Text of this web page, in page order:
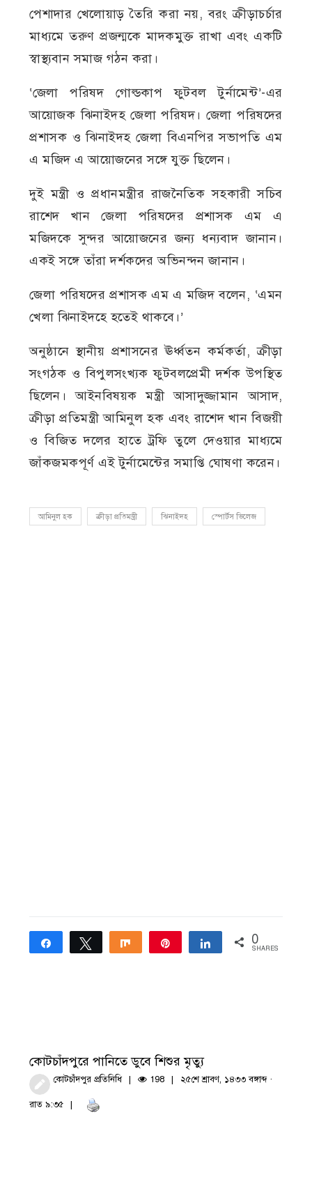
পেশাদার খেলোয়াড় তৈরি করা নয়, বরং ক্রীড়াচর্চার
মাধ্যমে তরুণ প্রজন্মকে মাদকমুক্ত রাখা এবং একটি
স্বাস্থ্যবান সমাজ গঠন করা।
‘জেলা পরিষদ গোল্ডকাপ ফুটবল টুর্নামেন্ট’-এর
আয়োজক ঝিনাইদহ জেলা পরিষদ। জেলা পরিষদের
প্রশাসক ও ঝিনাইদহ জেলা বিএনপির সভাপতি এম
এ মজিদ এ আয়োজনের সঙ্গে যুক্ত ছিলেন।
দুই মন্ত্রী ও প্রধানমন্ত্রীর রাজনৈতিক সহকারী সচিব
রাশেদ খান জেলা পরিষদের প্রশাসক এম এ
মজিদকে সুন্দর আয়োজনের জন্য ধন্যবাদ জানান।
একই সঙ্গে তাঁরা দর্শকদের অভিনন্দন জানান।
জেলা পরিষদের প্রশাসক এম এ মজিদ বলেন, ‘এমন
খেলা ঝিনাইদহে হতেই থাকবে।’
অনুষ্ঠানে স্থানীয় প্রশাসনের ঊর্ধ্বতন কর্মকর্তা, ক্রীড়া
সংগঠক ও বিপুলসংখ্যক ফুটবলপ্রেমী দর্শক উপস্থিত
ছিলেন। আইনবিষয়ক মন্ত্রী আসাদুজ্জামান আসাদ,
ক্রীড়া প্রতিমন্ত্রী আমিনুল হক এবং রাশেদ খান বিজয়ী
ও বিজিত দলের হাতে ট্রফি তুলে দেওয়ার মাধ্যমে
জাঁকজমকপূর্ণ এই টুর্নামেন্টের সমাপ্তি ঘোষণা করেন।
আমিনুল হক ক্রীড়া প্রতিমন্ত্রী ঝিনাইদহ স্পোর্টস ভিলেজ
Share Tweet Share Share 0
SHARES
কোটচাঁদপুরে পানিতে ডুবে শিশুর মৃত্যু
কোটচাঁদপুর প্রতিনিধি 198 ২৫শে শ্রাবণ, ১৪৩৩ বঙ্গাব্দ ·
রাত ৯:৩৫